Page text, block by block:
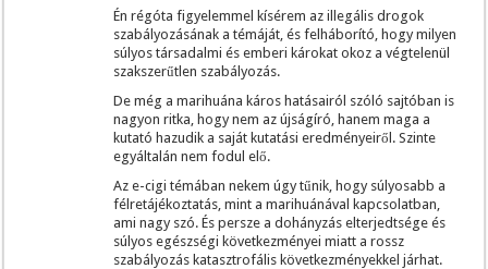
Én régóta figyelemmel kísérem az illegális drogok
szabályozásának a témáját, és felháborító, hogy milyen
súlyos társadalmi és emberi károkat okoz a végtelenül
szakszerűtlen szabályozás.
De még a marihuána káros hatásairól szóló sajtóban is
nagyon ritka, hogy nem az újságíró, hanem maga a
kutató hazudik a saját kutatási eredményeiről. Szinte
egyáltalán nem fodul elő.
Az e-cigi témában nekem úgy tűnik, hogy súlyosabb a
félretájékoztatás, mint a marihuánával kapcsolatban,
ami nagy szó. És persze a dohányzás elterjedtsége és
súlyos egészségi következményei miatt a rossz
szabályozás katasztrofális következményekkel járhat.